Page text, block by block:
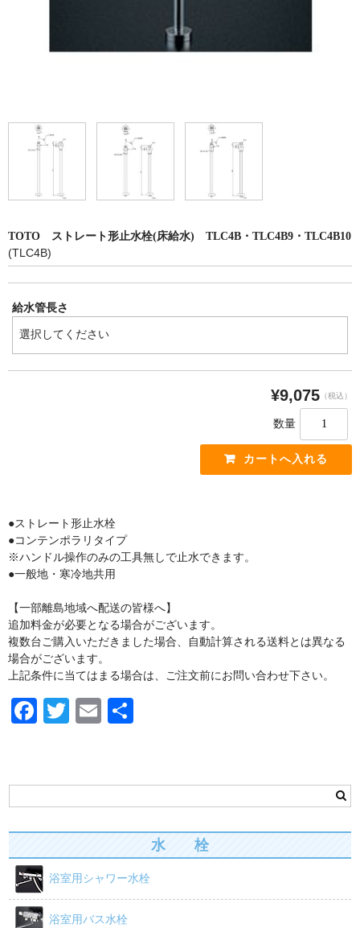
便座
暖房便座
ウォシュレット
組合せ大便器セット
洗面器/手洗器
手すり
収納キャビネット・棚・化粧棚
収納キャビネット・棚・化粧棚 [LIXIL]
紙巻器・トイレットペーパーホルダー
紙巻器・トイレットペーパーホルダー [LIXIL]
紙巻器・トイレットペーパーホルダー [TOTO]
お買い物ガイド
TOTO ストレート形止水栓(床給水) TLC4B・TLC4B9・TLC4B10
(TLC4B)
給水管長さ
¥9,075 （税込）
数量
●ストレート形止水栓
●コンテンポラリタイプ
※ハンドル操作のみの工具無しで止水できます。
●一般地・寒冷地共用
【一部離島地域へ配送の皆様へ】
追加料金が必要となる場合がございます。
複数台ご購入いただきました場合、自動計算される送料とは異なる
場合がございます。
上記条件に当てはまる場合は、ご注文前にお問い合わせ下さい。
F
e
b
o
o
k
T
er
E
水 栓
浴室用シャワー水栓
浴室用バス水栓